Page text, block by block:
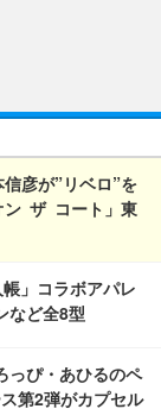
彦が”リベロ”を
ン ザ コート」東
」コラボアパレ
など全8型
っぴ・あひるのペ
第2弾がカプセル